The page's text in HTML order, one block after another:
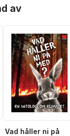
av
Vad håller ni på